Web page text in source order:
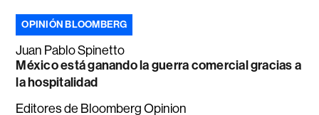
OPINIÓN BLOOMBERG
Juan Pablo Spinetto
México está ganando la guerra comercial gracias a
la hospitalidad
Editores de Bloomberg Opinion